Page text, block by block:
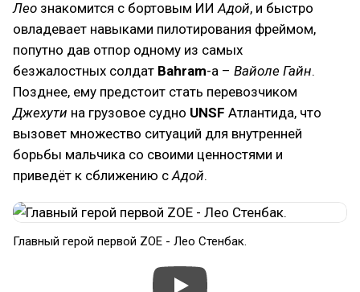
Лео знакомится с бортовым ИИАдой, и быстро
овладевает навыками пилотирования фреймом,
попутно дав отпор одному из самых
безжалостных солдат Bahram-а – Вайоле Гайн.
Позднее, ему предстоит стать перевозчиком
Джехути на грузовое судно UNSF Атлантида, что
вызовет множество ситуаций для внутренней
борьбы мальчика со своими ценностями и
приведёт к сближению сАдой.
Главный герой первой ZOE - Лео Стенбак.